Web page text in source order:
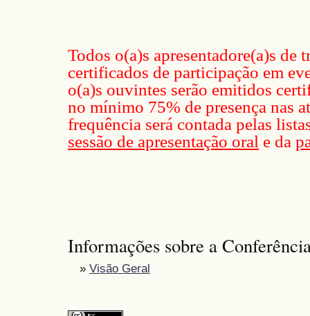
Todos o(a)s apresentadore(a)s de
certificados de participação em
o(a)s ouvintes serão emitidos
no mínimo 75% de presença nas
frequência será contada pelas
sessão de apresentação oral e da
Informações sobre a
» Visão Geral